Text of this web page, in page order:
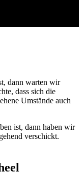
dann warten wir
dass sich die
Umstände auch
ist, dann haben wir
verschickt.